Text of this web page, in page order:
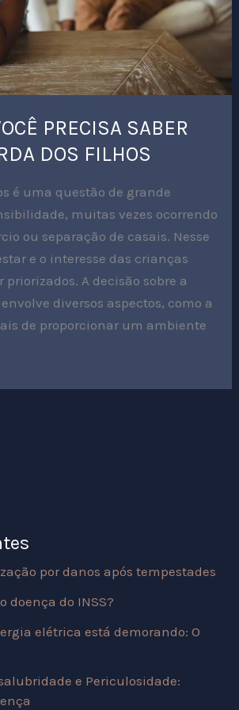
PRECISA SABER
DOS FILHOS
é uma questão de grande
muitas vezes ocorrendo
ou separação de casais. Nesse
e o interesse das crianças
priorizados. A decisão sobre a
diversos aspectos, como a
de proporcionar um ambiente
por danos após tempestades
doença do INSS?
elétrica está demorando: O
e Periculosidade: